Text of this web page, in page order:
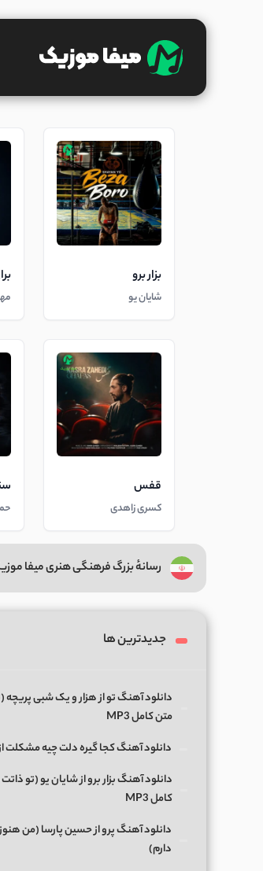
بزار برو
شایان یو
قفس
کسری زاهدی
رسانهٔ بزرگ فرهنگی هنری میفا
جدیدترین ها
دانلود آهنگ تو از هزار و یک شبی
متن کامل MP3
دانلود آهنگ کجا گیره دلت چیه مشکلت
دانلود آهنگ بزار برو از شایان یو (تو
کامل MP3
دانلود آهنگ پرو از حسین پارسا (من
دارم)